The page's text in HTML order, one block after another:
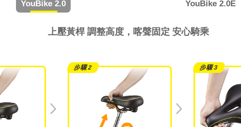
YouBike 2.0 YouBike2.0E
上壓黃桿 調整高度，喀聲固定 安心騎乘